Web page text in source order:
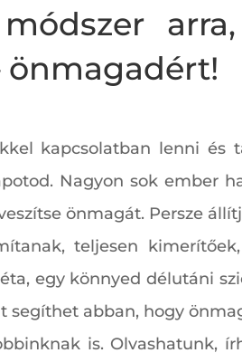
önmagadért!
kapcsolatban lenni
Nagyon sok ember
önmagát. Persze
teljesen
egy könnyed délutáni
abban, hogy
is. Olvashatunk,